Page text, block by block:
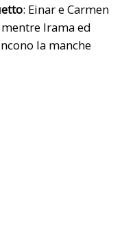
: Einar e Carmen
mentre Irama ed
la manche